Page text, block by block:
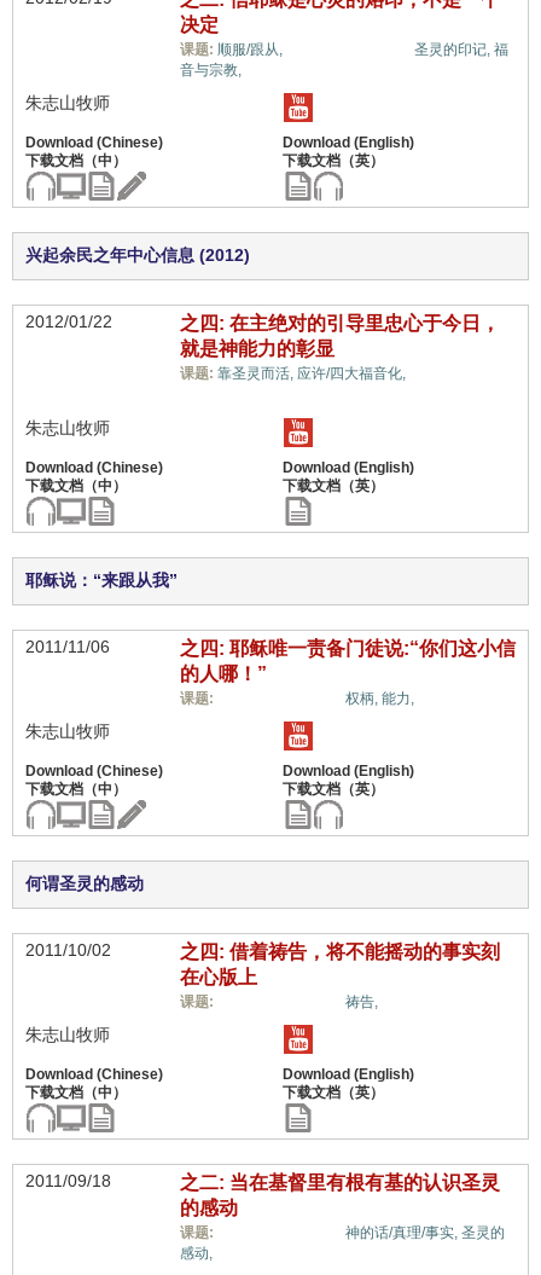
决定
课题: 顺服/跟从, 圣灵的印记, 福
音与宗教,
朱志山牧师
兴起余民之年中心信息 (2012)
2012/01/22
之四: 在主绝对的引导里忠心于今日，
就是神能力的彰显
课题: 靠圣灵而活, 应许/四大福音化,
朱志山牧师
耶稣说：“来跟从我”
2011/11/06
之四: 耶稣唯一责备门徒说:“你们这小信
的人哪！”
课题: 权柄, 能力,
朱志山牧师
何谓圣灵的感动
2011/10/02
之四: 借着祷告，将不能摇动的事实刻
在心版上
课题: 祷告,
朱志山牧师
2011/09/18
之二: 当在基督里有根有基的认识圣灵
的感动
课题: 神的话/真理/事实, 圣灵的
感动,